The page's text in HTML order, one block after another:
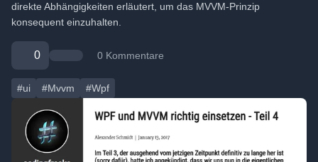
direkte Abhängigkeiten erläutert, um das MVVM-Prinzip
konsequent einzuhalten.
0 0 Kommentare
#ui #Mvvm #Wpf